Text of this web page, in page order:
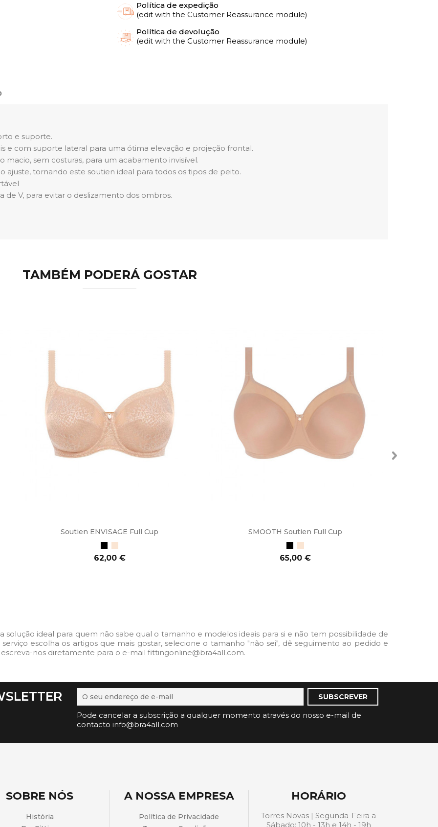
Política de expedição
(edit with the Customer Reassurance module)
Política de devolução
(edit with the Customer Reassurance module)
e suporte.
e com suporte lateral para uma ótima elevação e projeção frontal.
sem costuras, para um acabamento invisível.
ajuste, tornando este soutien ideal para todos os tipos de peito.
de V, para evitar o deslizamento dos ombros.
TAMBÉM PODERÁ GOSTAR
Soutien ENVISAGE Full Cup
Preço
62,00 €
SMOOTH Soutien Full Cup
Preço
65,00 €
solução ideal para quem não sabe qual o tamanho e modelos ideais para si e não tem possibilidade de
serviço escolha os artigos que mais gostar, selecione o tamanho "não sei", dê seguimento ao pedido e
nos diretamente para o e-mail fittingonline@bra4all.com.
Pode cancelar a subscrição a qualquer momento através do nosso e-mail de
contacto info@bra4all.com
SOBRE NÓS
História
A NOSSA EMPRESA
Política de Privacidade
HORÁRIO
Torres Novas | Segunda-Feira a
Sábado: 10h - 13h e 14h - 19h